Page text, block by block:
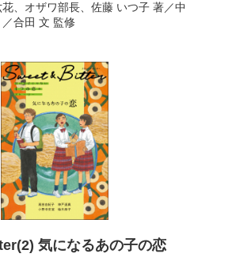
花、 オザワ部長、 佐藤 いつ子著／中
合田 文 監修
気になるあの子の恋